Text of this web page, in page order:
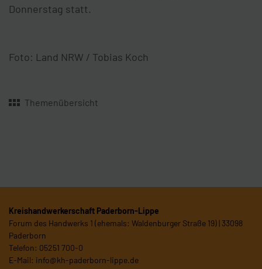
Donnerstag statt.
Foto: Land NRW / Tobias Koch
Themenübersicht
Kreishandwerkerschaft Paderborn-Lippe
Forum des Handwerks 1 (ehemals: Waldenburger Straße 19) | 33098
Paderborn
Telefon: 05251 700-0
E-Mail: info@kh-paderborn-lippe.de